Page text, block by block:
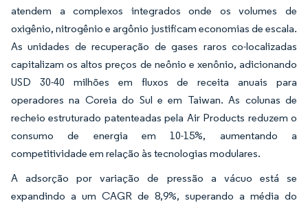
atendem a complexos integrados onde os volumes de
oxigênio, nitrogênio e argônio justificam economias de escala.
As unidades de recuperação de gases raros co-localizadas
capitalizam os altos preços de neônio e xenônio, adicionando
USD 30-40 milhões em fluxos de receita anuais para
operadores na Coreia do Sul e em Taiwan. As colunas de
recheio estruturado patenteadas pela Air Products reduzem o
consumo de energia em 10-15%, aumentando a
competitividade em relação às tecnologias modulares.
A adsorção por variação de pressão a vácuo está se
expandindo a um CAGR de 8,9%, superando a média do